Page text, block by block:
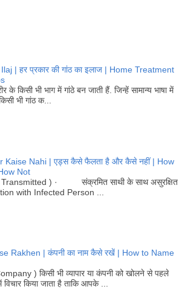
| हर प्रकार की गांठ का इलाज | Home Treatment
के किसी भी भाग में गांठे बन जाती हैं. जिन्हें सामान्य भाषा में
भी गांठ क...
Kaise Nahi | एड्स कैसे फैलता है और कैसे नहीं | How
Not
) · संक्रमित साथी के साथ असुरक्षित
with Infected Person ...
Rakhen | कंपनी का नाम कैसे रखें | How to Name
) किसी भी व्यापार या कंपनी को खोलने से पहले
किया जाता है ताकि आपके ...